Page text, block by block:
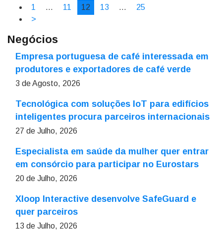
1
… 11 12 13 …
25
>
Negócios
Empresa portuguesa de café interessada em
produtores e exportadores de café verde
3 de Agosto, 2026
Tecnológica com soluções IoT para edifícios
inteligentes procura parceiros internacionais
27 de Julho, 2026
Especialista em saúde da mulher quer entrar
em consórcio para participar no Eurostars
20 de Julho, 2026
Xloop Interactive desenvolve SafeGuard e
quer parceiros
13 de Julho, 2026